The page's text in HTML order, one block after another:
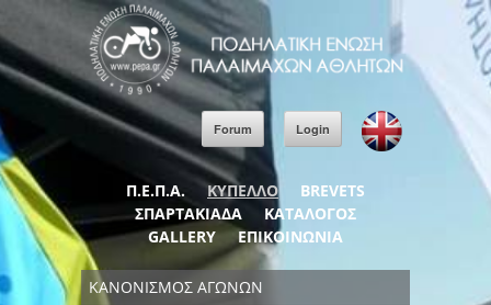
Forum Login
Π.Ε.Π.Α. ΚΥΠΕΛΛΟ
BREVETS
ΣΠΑΡΤΑΚΙΑΔΑ
ΚΑΤΑΛΟΓΟΣ
GALLERY
ΕΠΙΚΟΙΝΩΝΙΑ
ΚΑΝΟΝΙΣΜΟΣ ΑΓΩΝΩΝ